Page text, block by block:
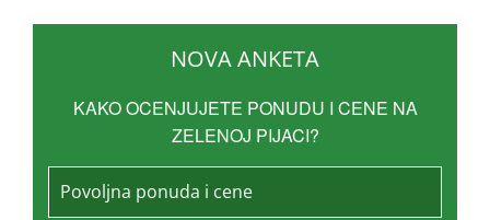
NOVA ANKETA
KAKO OCENJUJETE PONUDU I CENE NA
ZELENOJ PIJACI?
Povoljna ponuda i cene